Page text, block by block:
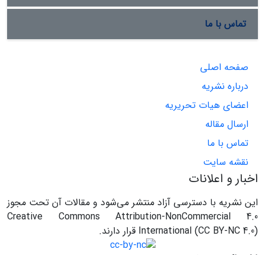
تماس با ما
صفحه اصلی
درباره نشریه
اعضای هیات تحریریه
ارسال مقاله
تماس با ما
نقشه سایت
اخبار و اعلانات
این نشریه با دسترسی آزاد منتشر می‌شود و مقالات آن تحت مجوز
Creative Commons Attribution-NonCommercial 4.0
International (CC BY-NC 4.0) قرار دارند.